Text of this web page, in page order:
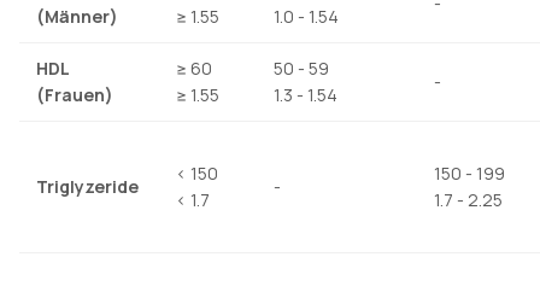
(Männer)
≥ 1.55
1.0 - 1.54
HDL
(Frauen)
≥ 60
≥ 1.55
50 - 59
1.3 - 1.54
-
Triglyzeride
< 150
< 1.7
-
150 - 199
1.7 - 2.25